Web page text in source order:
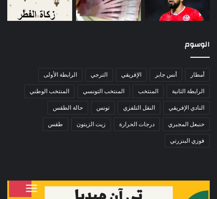
الوسوم
أمطار أنس جابر الإفريقي الترجي الرابطة الأولى
الرابطة الثانية المنتخب المنتخب التونسي المنتخب الوطني
النادي الإفريقي النقل التلفزي تونس حالة الطقس
حنبعل المجبري درجات الحرارة زيت الزيتون طقس
فوزي البنزرتي